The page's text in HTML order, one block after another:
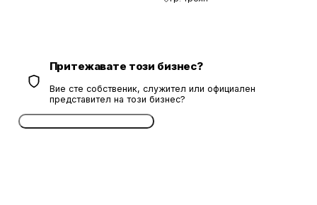
Притежавате този бизнес?
Вие сте собственик, служител или официален
представител на този бизнес?